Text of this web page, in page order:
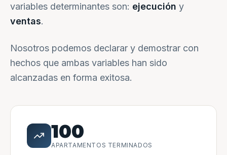
variables determinantes son: ejecución y
ventas.
Nosotros podemos declarar y demostrar con
hechos que ambas variables han sido
alcanzadas en forma exitosa.
100
APARTAMENTOS TERMINADOS